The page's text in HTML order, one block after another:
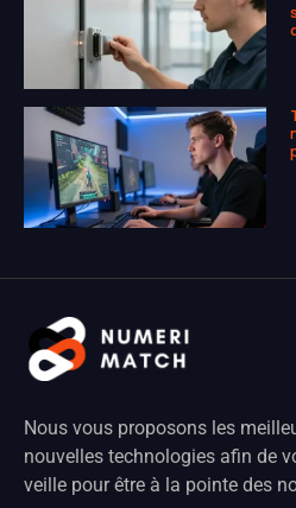
Nous vous proposons les
nouvelles technologies afin de
veille pour être à la pointe des